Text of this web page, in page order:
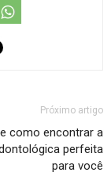
Próximo artigo
como encontrar a
perfeita
para você